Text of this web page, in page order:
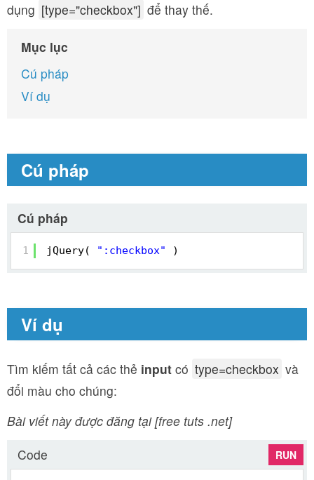
dụng [type="checkbox"] để thay thế.
Mục lục
Cú pháp
Ví dụ
Cú pháp
Cú pháp
1 jQuery( ":checkbox" )
Ví dụ
Tìm kiếm tất cả các thẻ input có type=checkbox và
đổi màu cho chúng:
Bài viết này được đăng tại [free tuts .net]
Code
RUN